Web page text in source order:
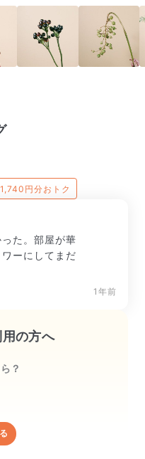
円分おトク
た。部屋が華
ーにしてまだ
1年前
の方へ
？